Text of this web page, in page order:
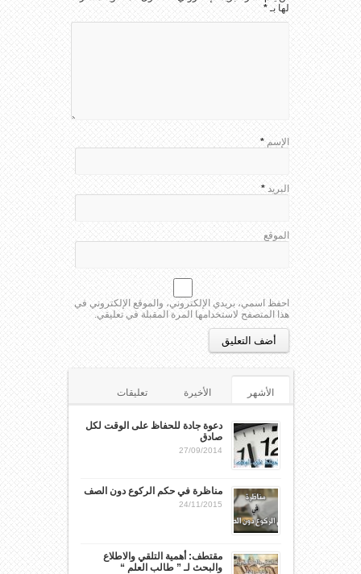
لها بـ*
الإسم *
البريد *
الموقع
احفظ اسمي، بريدي الإلكتروني، والموقع الإلكتروني في
هذا المتصفح لاستخدامها المرة المقبلة في تعليقي.
الأشهر الأخيرة تعليقات
الوسوم
دعوة جادة للحفاظ على الوقت لكل
صادق
27/09/2014
مناظرة في حكم الركوع دون الصف
24/11/2015
مقتطف: أهمية التلقي والاطلاع
والبحث لـ ” طالب العلم “